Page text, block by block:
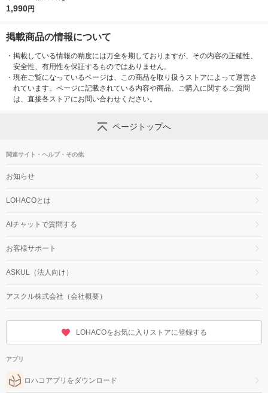
ット
1,990円
掲載商品の情報について
・ 掲載している情報の精度には万全を期しておりますが、その内容の正確性、
安全性、有用性を保証するものではありません。
・ 現在ご覧になっているページは、この商品を取り扱うストアによって運営さ
れています。ページに記載されている内容や商品、ご購入に関するご質問
は、直接各ストアにお問い合わせください。
ページトップへ
関連サイト・ヘルプ・その他
お知らせ
LOHACOとは
AIチャットで質問する
お客様サポート
ASKUL（法人向け）
アスクル株式会社（会社概要）
LOHACOをお気に入りストアに登録する
アプリ
ロハコアプリをダウンロード